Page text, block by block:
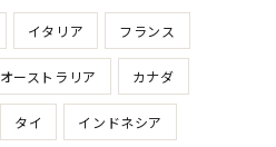
イタリア フランス
オーストラリア カナダ
タイ インドネシア